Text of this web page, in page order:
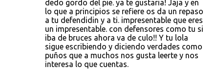
dedo gordo del pie. ya te gustaria! Jaja y en
lo que a principios se refiere os da un repaso
a tu defendidin y a ti. impresentable que eres
un impresentable. con defensores como tu si
iba de bruces ahora va de culo!! Y tu lola
sigue escribiendo y diciendo verdades como
puños que a muchos nos gusta leerte y nos
interesa lo que cuentas.